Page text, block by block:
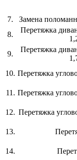
7.
Замена
8.
Перетяжка
9.
Перетяжка
10. Перетяжка
11. Перетяжка
12. Перетяжка
13.
14.